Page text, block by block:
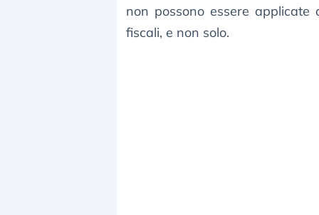
non possono essere
fiscali, e non solo.